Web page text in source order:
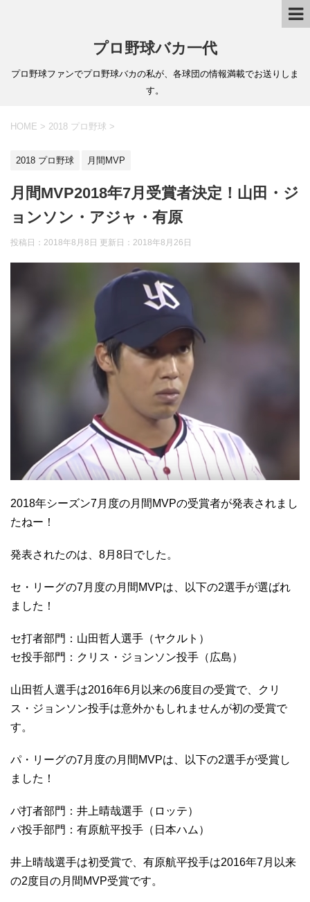
プロ野球バカ一代
プロ野球ファンでプロ野球バカの私が、各球団の情報満載でお送りしま
す。
HOME > 2018 プロ野球 >
2018 プロ野球 月間MVP
月間MVP2018年7月受賞者決定！山田・ジ
ョンソン・アジャ・有原
投稿日：2018年8月8日 更新日： 2018年8月26日
2018年シーズン7月度の月間MVPの受賞者が発表されまし
たねー！
発表されたのは、8月8日でした。
セ・リーグの7月度の月間MVPは、以下の2選手が選ばれ
ました！
セ打者部門：山田哲人選手（ヤクルト）
セ投手部門：クリス・ジョンソン投手（広島）
山田哲人選手は2016年6月以来の6度目の受賞で、クリ
ス・ジョンソン投手は意外かもしれませんが初の受賞で
す。
パ・リーグの7月度の月間MVPは、以下の2選手が受賞し
ました！
パ打者部門：井上晴哉選手（ロッテ）
パ投手部門：有原航平投手（日本ハム）
井上晴哉選手は初受賞で、有原航平投手は2016年7月以来
の2度目の月間MVP受賞です。